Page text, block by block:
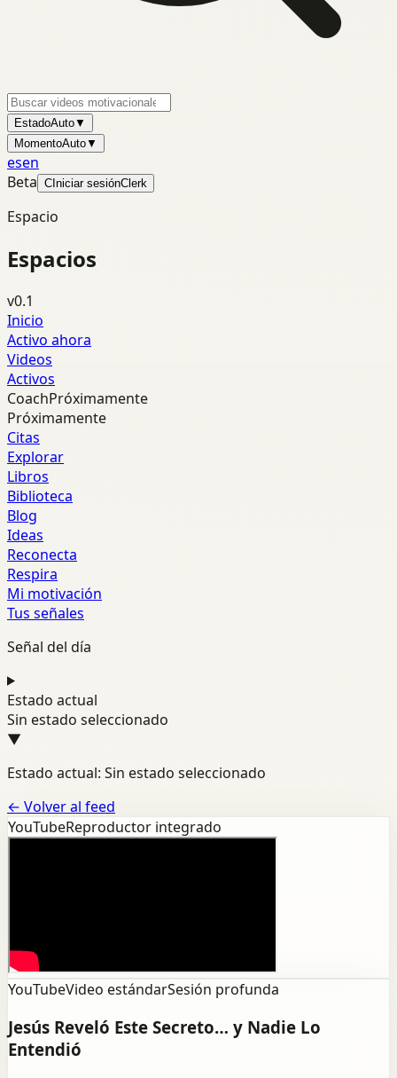
EstadoAuto▼
MomentoAuto▼
esen
Beta C Iniciar sesiónClerk
Espacio
Espacios
v0.1
Inicio
Activo ahora
Videos
Activos
CoachPróximamente
Próximamente
Citas
Explorar
Libros
Biblioteca
Blog
Ideas
Reconecta
Respira
Mi motivación
Tus señales
Señal del día
Estado actual
Sin estado seleccionado
▼
Estado actual: Sin estado seleccionado
← Volver al feed
YouTubeReproductor integrado
YouTubeVideo estándarSesión profunda
Jesús Reveló Este Secreto… y Nadie Lo
Entendió